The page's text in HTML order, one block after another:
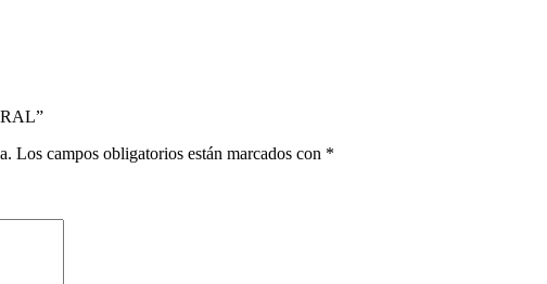
Los campos obligatorios están marcados con *